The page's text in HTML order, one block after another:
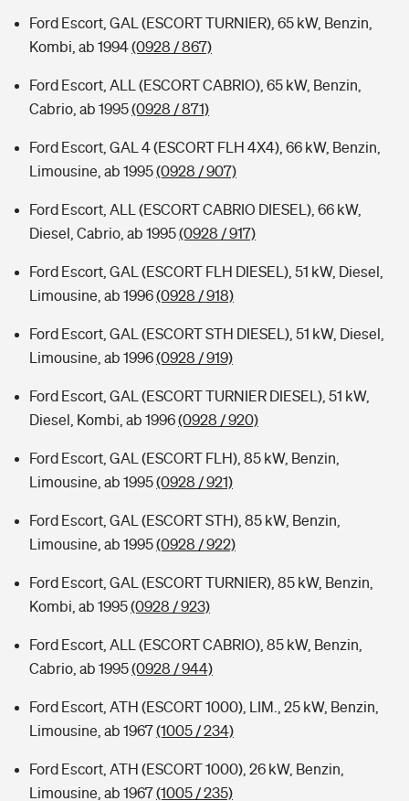
Ford Escort, GAL (ESCORT TURNIER), 65 kW, Benzin,
Kombi, ab 1994(0928 / 867)
Ford Escort, ALL (ESCORT CABRIO), 65 kW, Benzin,
Cabrio, ab 1995(0928 / 871)
Ford Escort, GAL 4 (ESCORT FLH 4X4), 66 kW, Benzin,
Limousine, ab 1995(0928 / 907)
Ford Escort, ALL (ESCORT CABRIO DIESEL), 66 kW,
Diesel, Cabrio, ab 1995(0928 / 917)
Ford Escort, GAL (ESCORT FLH DIESEL), 51 kW, Diesel,
Limousine, ab 1996(0928 / 918)
Ford Escort, GAL (ESCORT STH DIESEL), 51 kW, Diesel,
Limousine, ab 1996(0928 / 919)
Ford Escort, GAL (ESCORT TURNIER DIESEL), 51 kW,
Diesel, Kombi, ab 1996(0928 / 920)
Ford Escort, GAL (ESCORT FLH), 85 kW, Benzin,
Limousine, ab 1995(0928 / 921)
Ford Escort, GAL (ESCORT STH), 85 kW, Benzin,
Limousine, ab 1995(0928 / 922)
Ford Escort, GAL (ESCORT TURNIER), 85 kW, Benzin,
Kombi, ab 1995(0928 / 923)
Ford Escort, ALL (ESCORT CABRIO), 85 kW, Benzin,
Cabrio, ab 1995(0928 / 944)
Ford Escort, ATH (ESCORT 1000), LIM., 25 kW, Benzin,
Limousine, ab 1967(1005 / 234)
Ford Escort, ATH (ESCORT 1000), 26 kW, Benzin,
Limousine, ab 1967(1005 / 235)